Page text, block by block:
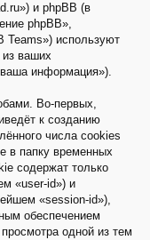
и phpBB (в
phpBB»,
Teams») используют
ваших
информация»).
Во-первых,
к созданию
числа cookies
в папку временных
содержат только
«user-id») и
«session-id»),
обеспечением
одной из тем